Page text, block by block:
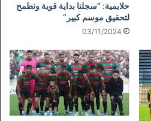
حلايمية: “سجلنا بداية قوية ونطمح
لتحقيق موسم كبير”
03/11/2024